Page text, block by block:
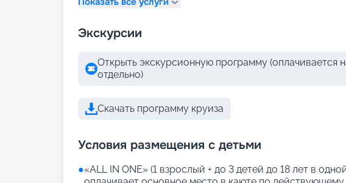
Экскурсии
Открыть экскурсионную программу (оплачивается
отдельно)
Скачать программу круиза
Условия размещения с детьми
●«АLL IN ONE» (1 взрослый + до 3 детей до 18 лет в